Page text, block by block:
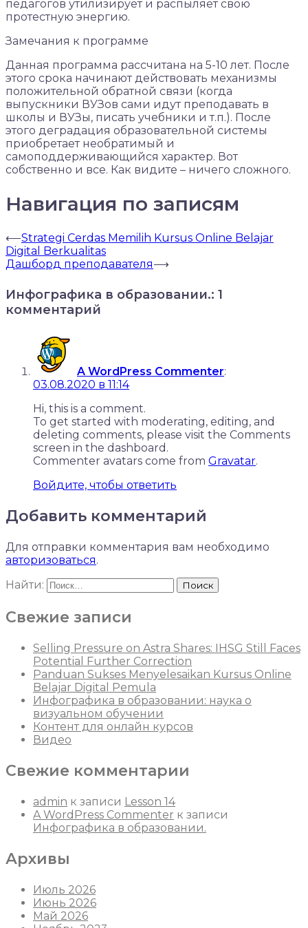
педагогов утилизирует и распыляет свою
протестную энергию.
Замечания к программе
Данная программа рассчитана на 5-10 лет. После
этого срока начинают действовать механизмы
положительной обратной связи (когда
выпускники ВУЗов сами идут преподавать в
школы и ВУЗы, писать учебники и т.п.). После
этого деградация образовательной системы
приобретает необратимый и
самоподдерживающийся характер. Вот
собственно и все. Как видите – ничего сложного.
Навигация по записям
⟵Strategi Cerdas Memilih Kursus Online Belajar
Digital Berkualitas
Дашборд преподавателя⟶
Инфографика в образовании.: 1
комментарий
A WordPress Commenter:
03.08.2020 в 11:14
Hi, this is a comment.
To get started with moderating, editing, and
deleting comments, please visit the Comments
screen in the dashboard.
Commenter avatars come from Gravatar.
Войдите, чтобы ответить
Добавить комментарий
Для отправки комментария вам необходимо
авторизоваться.
Найти:
Свежие записи
Selling Pressure on Astra Shares: IHSG Still Faces
Potential Further Correction
Panduan Sukses Menyelesaikan Kursus Online
Belajar Digital Pemula
Инфографика в образовании: наука о
визуальном обучении
Контент для онлайн курсов
Видео
Свежие комментарии
admin к записи Lesson 14
A WordPress Commenter к записи
Инфографика в образовании.
Архивы
Июль 2026
Июнь 2026
Май 2026